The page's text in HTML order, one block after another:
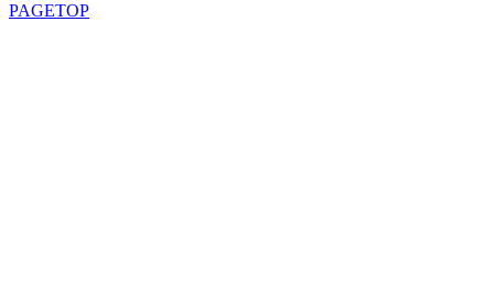
PAGETOP